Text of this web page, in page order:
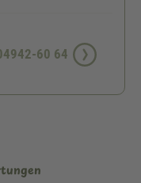
60 64